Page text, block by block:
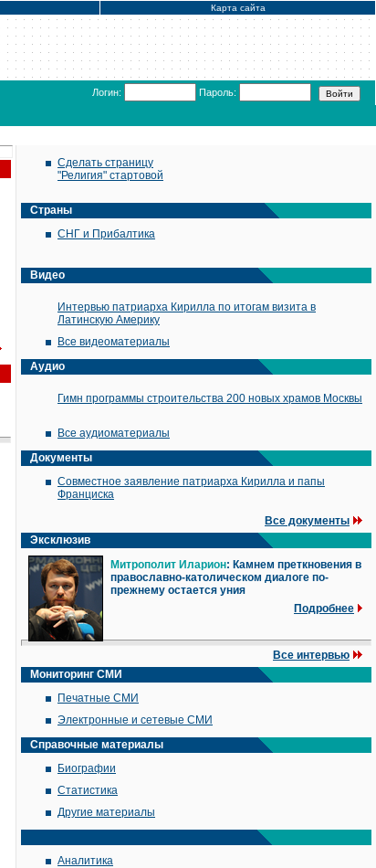
Карта сайта
Логин: Пароль:
Сделать страницу
"Религия" стартовой
Страны
СНГ и Прибалтика
Видео
Интервью патриарха Кирилла по итогам визита в
Латинскую Америку
Все видеоматериалы
Аудио
Гимн программы строительства 200 новых храмов Москвы
Все аудиоматериалы
Документы
Совместное заявление патриарха Кирилла и папы
Франциска
Все документы
Эксклюзив
Митрополит Иларион: Камнем преткновения в
православно-католическом диалоге по-
прежнему остается уния
Подробнее
Все интервью
Мониторинг СМИ
Печатные СМИ
Электронные и сетевые СМИ
Справочные материалы
Биографии
Статистика
Другие материалы
Аналитика